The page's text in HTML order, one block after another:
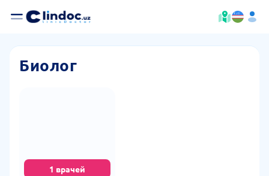
Биолог
1 врачей